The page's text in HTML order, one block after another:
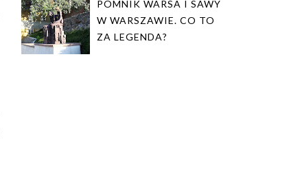
POMNIK WARSA I SAWY
W WARSZAWIE. CO TO
ZA LEGENDA?